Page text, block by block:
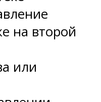
на второй
или